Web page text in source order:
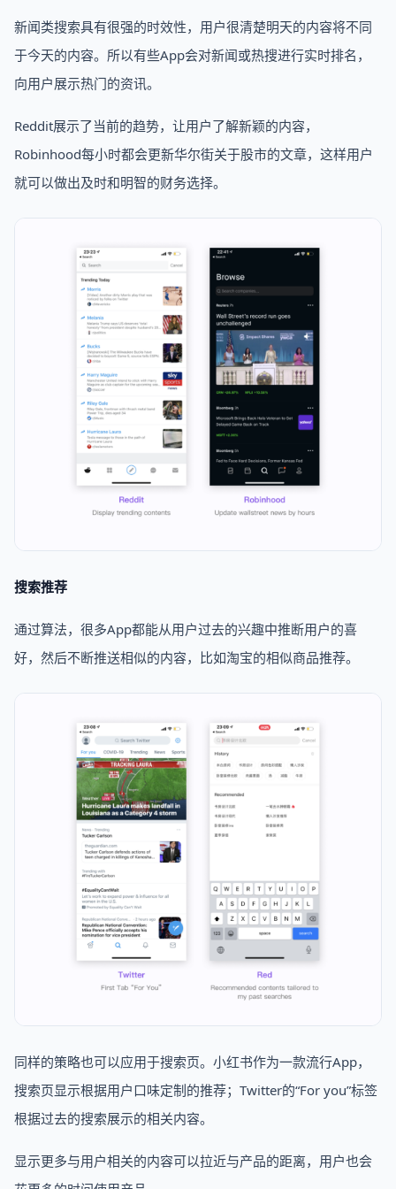
新闻类搜索具有很强的时效性，用户很清楚明天的内容将不同
于今天的内容。所以有些App会对新闻或热搜进行实时排名，
向用户展示热门的资讯。
Reddit展示了当前的趋势，让用户了解新颖的内容，
Robinhood每小时都会更新华尔街关于股市的文章，这样用户
就可以做出及时和明智的财务选择。
搜索推荐
通过算法，很多App都能从用户过去的兴趣中推断用户的喜
好，然后不断推送相似的内容，比如淘宝的相似商品推荐。
同样的策略也可以应用于搜索页。小红书作为一款流行App，
搜索页显示根据用户口味定制的推荐；Twitter的“For you”标签
根据过去的搜索展示的相关内容。
显示更多与用户相关的内容可以拉近与产品的距离，用户也会